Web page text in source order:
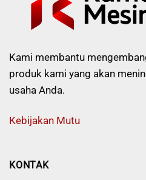
Kami membantu
produk kami yang akan
usaha Anda.
Kebijakan Mutu
KONTAK